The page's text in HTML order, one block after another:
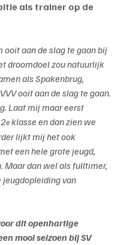
als trainer op de
aan de slag te gaan bij
droomdoel zou natuurlijk
als Spakenbrug,
ooit aan de slag te gaan.
Laat mij maar eerst
e klasse en dan zien we
lijkt mij het ook
een hele grote jeugd,
Maar dan wel als fulltimer,
van
dit openhartige
mooi seizoen bij SV